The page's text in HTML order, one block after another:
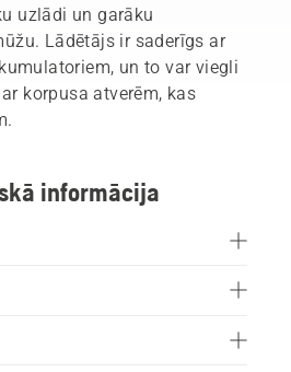
uzlādi un garāku
Lādētājs ir saderīgs ar
un to var viegli
korpusa atverēm, kas
informācija